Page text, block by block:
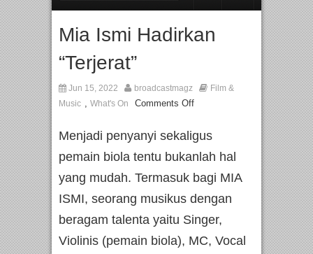
Eksklusif Pemain Sinetron Biarkan Hati Bicara, Febby Rastanty, Rangga
Perpaduan Warisan Dan Semangat Lokal, BIRKENSTOCK INDONESIA
Mia Ismi Hadirkan
“Terjerat”
Jun 15, 2022 broadcastmagz
Film &
Music , What's On Comments Off
Menjadi penyanyi sekaligus
pemain biola tentu bukanlah hal
yang mudah. Termasuk bagi MIA
ISMI, seorang musikus dengan
beragam talenta yaitu Singer,
Violinis (pemain biola), MC, Vocal